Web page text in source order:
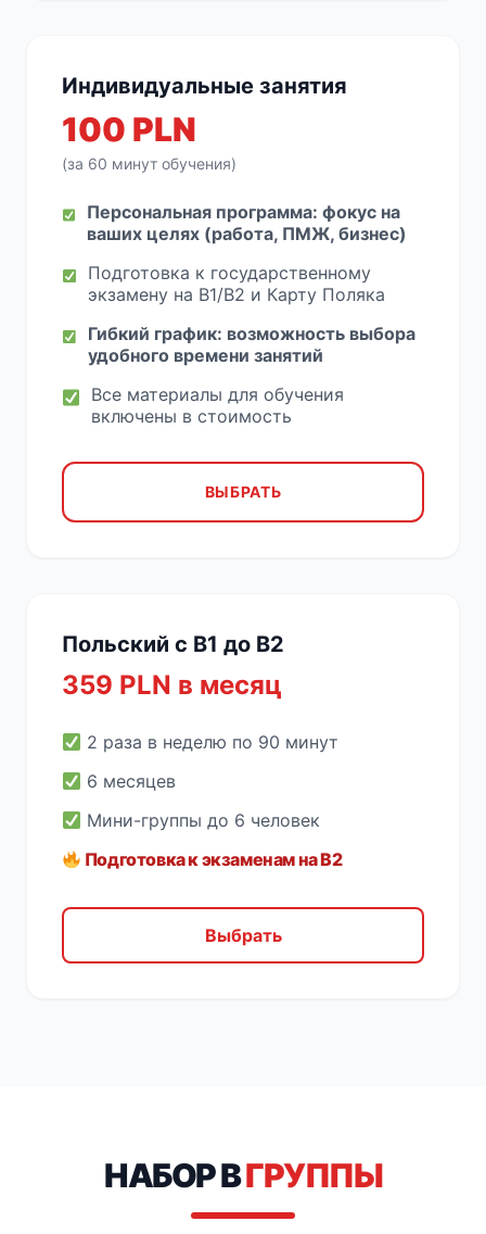
Индивидуальные занятия
100 PLN
(за 60 минут обучения)
Персональная программа: фокус на
ваших целях (работа, ПМЖ, бизнес)
Подготовка к государственному
экзамену на B1/B2 и Карту Поляка
Гибкий график: возможность выбора
удобного времени занятий
Все материалы для обучения
включены в стоимость
ВЫБРАТЬ
Польский с B1 до B2
359 PLN в месяц
2 раза в неделю по 90 минут
6 месяцев
Мини-группы до 6 человек
Подготовка к экзаменам на B2
Выбрать
НАБОР ВГРУППЫ